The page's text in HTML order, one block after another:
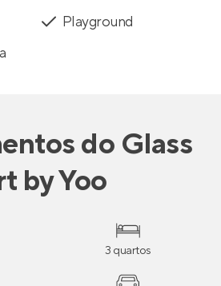
Playground
do Glass
by Yoo
3 quartos